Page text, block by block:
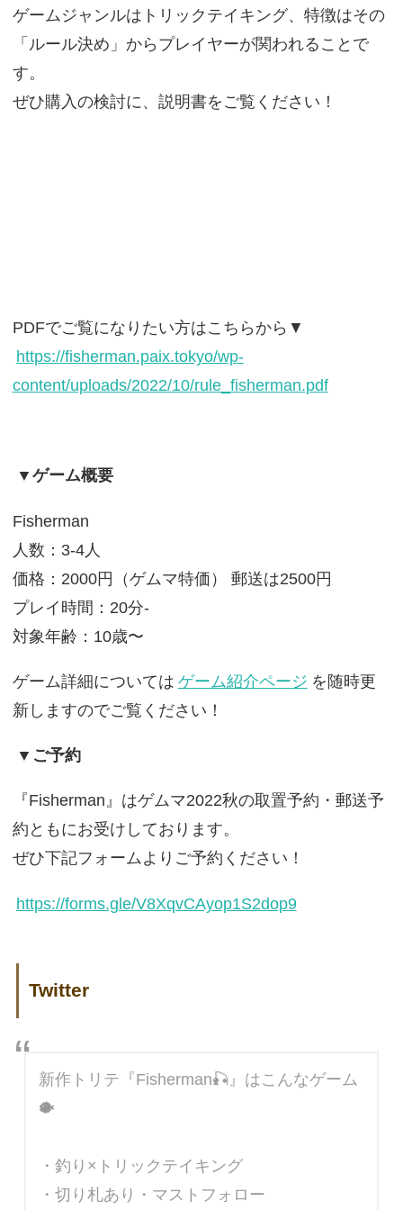
ゲームジャンルはトリックテイキング、特徴はその
「ルール決め」からプレイヤーが関われることで
す。
ぜひ購入の検討に、説明書をご覧ください！
PDFでご覧になりたい方はこちらから▼
https://fisherman.paix.tokyo/wp-
content/uploads/2022/10/rule_fisherman.pdf
▼ゲーム概要
Fisherman
人数：3-4人
価格：2000円（ゲムマ特価） 郵送は2500円
プレイ時間：20分-
対象年齢：10歳〜
ゲーム詳細については ゲーム紹介ページ を随時更
新しますのでご覧ください！
▼ご予約
『Fisherman』はゲムマ2022秋の取置予約・郵送予
約ともにお受けしております。
ぜひ下記フォームよりご予約ください！
https://forms.gle/V8XqvCAyop1S2dop9
Twitter
新作トリテ『Fisherman🎣』はこんなゲーム
🐡
・釣り×トリックテイキング
・切り札あり・マストフォロー